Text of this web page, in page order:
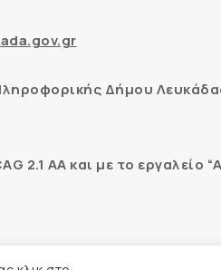
Δήμου
AA και με το εργαλείο